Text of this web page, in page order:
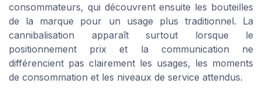
consommateurs, qui découvrent ensuite les bouteilles
de la marque pour un usage plus traditionnel. La
cannibalisation apparaît surtout lorsque le
positionnement prix et la communication ne
différencient pas clairement les usages, les moments
de consommation et les niveaux de service attendus.